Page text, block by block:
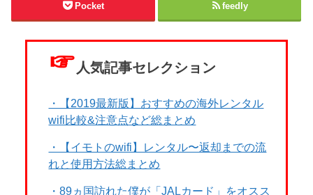
Pocket feedly
☞ 人気記事セレクション
・【2019最新版】おすすめの海外レンタル
wifi比較&注意点など総まとめ
・【イモトのwifi】レンタル〜返却までの流
れと使用方法総まとめ
・89ヵ国訪れた僕が「JALカード」をオスス